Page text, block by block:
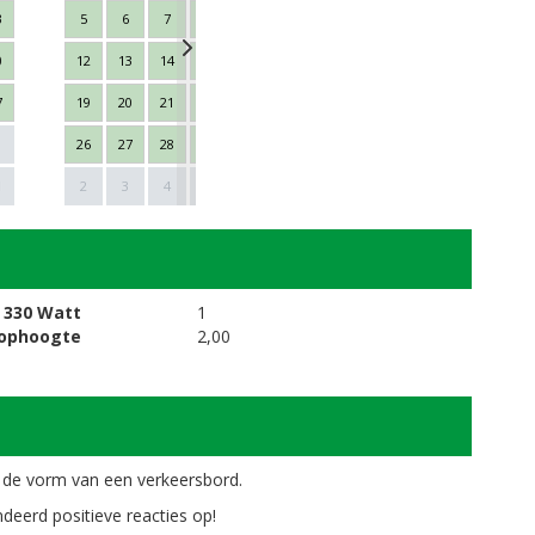
5 6 7
12 13 14
19 20 21
26 27 28
2 3 4
Next
Watt
1
2,00
vorm van een verkeersbord.
positieve reacties op!